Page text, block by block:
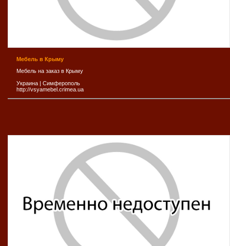
Мебель в Крыму
Мебель на заказ в Крыму
Украина | Симферополь
http://vsyamebel.crimea.ua